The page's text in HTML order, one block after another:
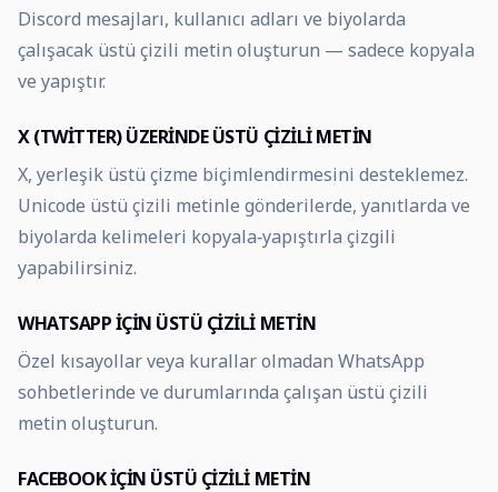
Discord mesajları, kullanıcı adları ve biyolarda
çalışacak üstü çizili metin oluşturun — sadece kopyala
ve yapıştır.
X (TWITTER) ÜZERINDE ÜSTÜ ÇIZILI METIN
X, yerleşik üstü çizme biçimlendirmesini desteklemez.
Unicode üstü çizili metinle gönderilerde, yanıtlarda ve
biyolarda kelimeleri kopyala‑yapıştırla çizgili
yapabilirsiniz.
WHATSAPP IÇIN ÜSTÜ ÇIZILI METIN
Özel kısayollar veya kurallar olmadan WhatsApp
sohbetlerinde ve durumlarında çalışan üstü çizili
metin oluşturun.
FACEBOOK IÇIN ÜSTÜ ÇIZILI METIN